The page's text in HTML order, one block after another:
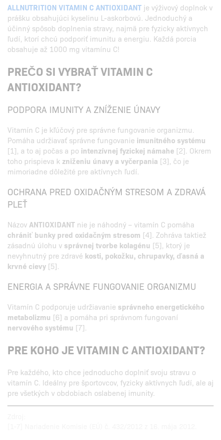
ALLNUTRITION VITAMIN C ANTIOXIDANT je výživový doplnok v
prášku obsahujúci kyselinu L-askorbovú. Jednoduchý a
účinný spôsob doplnenia stravy, najmä pre fyzicky aktívnych
ľudí, ktorí chcú podporiť imunitu a energiu. Každá porcia
obsahuje až 1000 mg vitamínu C!
PREČO SI VYBRAŤ VITAMIN C
ANTIOXIDANT?
PODPORA IMUNITY A ZNÍŽENIE ÚNAVY
Vitamín C je kľúčový pre správne fungovanie organizmu.
Pomáha udržiavať správne fungovanie imunitného systému
[1], a to aj počas a po intenzívnej fyzickej námahe [2]. Okrem
toho prispieva k zniženiu únavy a vyčerpania [3], čo je
mimoriadne dôležité pre aktívnych ľudí.
OCHRANA PRED OXIDAČNÝM STRESOM A ZDRAVÁ
PLEŤ
NázovANTIOXIDANT nie je náhodný – vitamín C pomáha
chrániť bunky pred oxidačným stresom [4]. Zohráva taktiež
zásadnú úlohu v správnej tvorbe kolagénu [5], ktorý je
nevyhnutný pre zdravé kosti, pokožku, chrupavky, ďasná a
krvné cievy [5].
ENERGIA A SPRÁVNE FUNGOVANIE ORGANIZMU
Vitamín C podporuje udržiavanie správneho energetického
metabolizmu [6] a pomáha pri správnom fungovaní
nervového systému [7].
PRE KOHO JE VITAMIN C ANTIOXIDANT?
Pre každého, kto chce jednoducho doplniť svoju stravu o
vitamín C. Ideálny pre športovcov, fyzicky aktívnych ľudí, ale aj
pre všetkých v obdobiach oslabenej imunity.